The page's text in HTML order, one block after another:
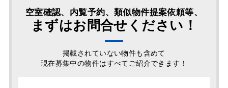
空室確認、内覧予約、類似物件提案依頼等、
まずはお問合せください！
掲載されていない物件も含めて
現在募集中の物件はすべてご紹介できます！